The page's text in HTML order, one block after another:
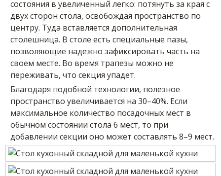
состояния в увеличенный легко: потянуть за края с
двух сторон стола, освобождая пространство по
центру. Туда вставляется дополнительная
столешница. В столе есть специальные пазы,
позволяющие надежно зафиксировать часть на
своем месте. Во время трапезы можно не
переживать, что секция упадет.
Благодаря подобной технологии, полезное
пространство увеличивается на 30–40%. Если
максимальное количество посадочных мест в
обычном состоянии стола 6 мест, то при
добавлении секции оно может составлять 8–9 мест.